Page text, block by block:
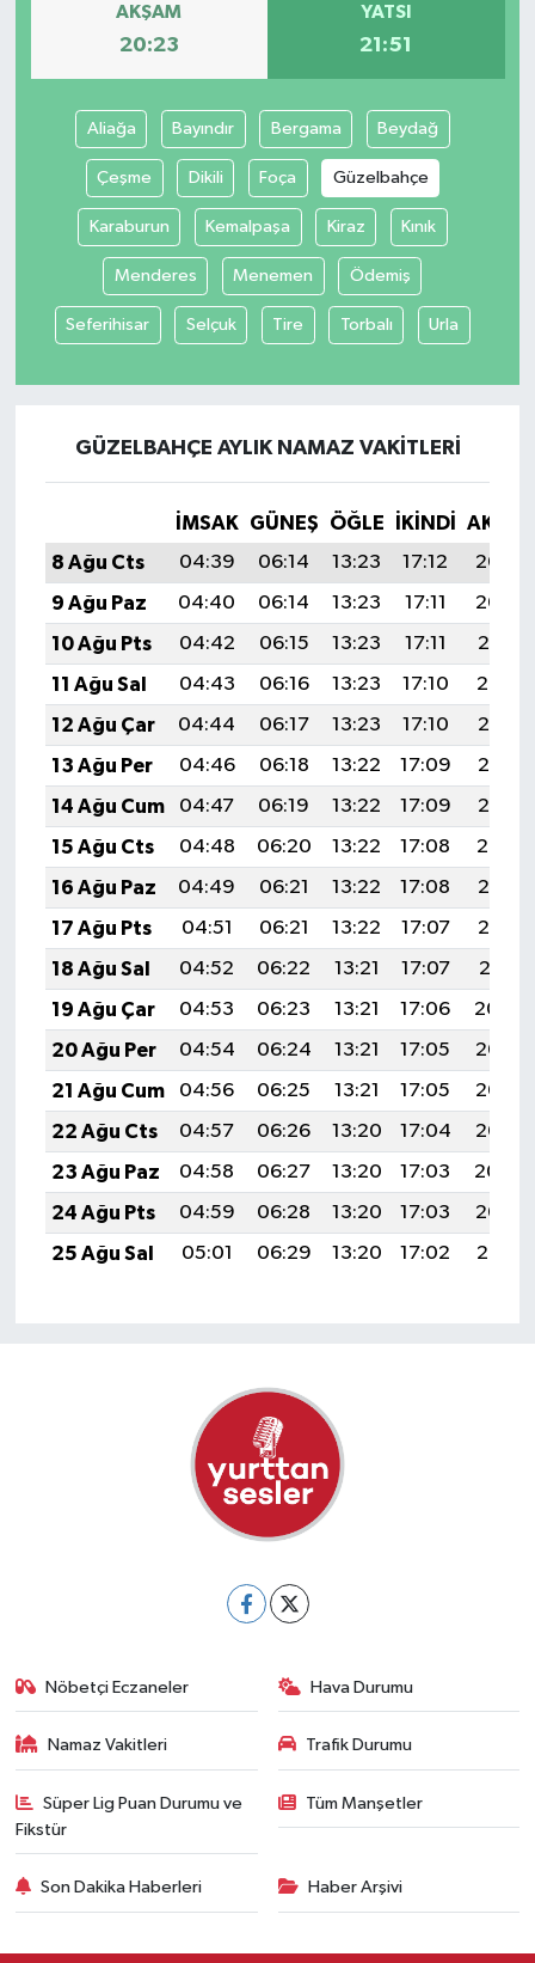
AKŞAM
20:23
YATSI
21:51
Aliağa Bayındır Bergama Beydağ
Çeşme Dikili Foça Güzelbahçe
Karaburun Kemalpaşa Kiraz Kınık
Menderes Menemen Ödemiş
Seferihisar Selçuk Tire Torbalı Urla
GÜZELBAHÇE AYLIK NAMAZ VAKITLERI
İMSAK GÜNEŞ ÖĞLE İKINDI
8 Ağu Cts
04:39 06:14 13:23 17:12
20:23
9 Ağu Paz
04:40 06:14 13:23 17:11
20:22
10 Ağu Pts
04:42 06:15 13:23 17:11
20:21
11 Ağu Sal
04:43 06:16 13:23 17:10
20:19
12 Ağu Çar
04:44 06:17 13:23 17:10
20:18
13 Ağu Per
04:46 06:18 13:22 17:09
20:17
14 Ağu Cum
04:47 06:19 13:22 17:09
20:16
15 Ağu Cts
04:48 06:20 13:22 17:08
20:14
16 Ağu Paz
04:49 06:21 13:22 17:08
20:13
17 Ağu Pts
04:51 06:21 13:22 17:07
20:12
18 Ağu Sal
04:52 06:22 13:21 17:07
20:11
19 Ağu Çar
04:53 06:23 13:21 17:06
20:09
20 Ağu Per
04:54 06:24 13:21 17:05
20:08
21 Ağu Cum
04:56 06:25 13:21 17:05
20:06
22 Ağu Cts
04:57 06:26 13:20 17:04
20:05
23 Ağu Paz
04:58 06:27 13:20 17:03
20:04
24 Ağu Pts
04:59 06:28 13:20 17:03
20:02
25 Ağu Sal
05:01 06:29 13:20 17:02 20:01
Nöbetçi Eczaneler Hava Durumu
Namaz Vakitleri Trafik Durumu
Süper Lig Puan Durumu ve
Fikstür
Tüm Manşetler
Son Dakika Haberleri Haber Arşivi